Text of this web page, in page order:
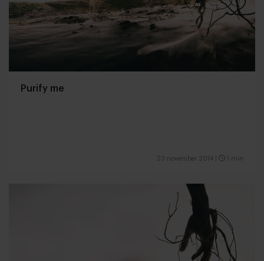
Purify me
23 november 2014 1 min